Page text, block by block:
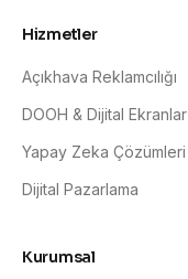
Hizmetler
Açıkhava Reklamcılığı
DOOH & Dijital Ekranlar
Yapay Zeka Çözümleri
Dijital Pazarlama
Kurumsal